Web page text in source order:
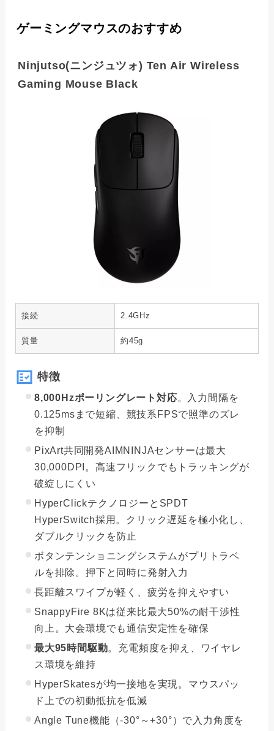
ゲーミングマウスのおすすめ
Ninjutso(ニンジュツォ) Ten Air Wireless
Gaming Mouse Black
接続 2.4GHz
質量 約45g
特徴
8,000Hzポーリングレート対応。入力間隔を
0.125msまで短縮、競技系FPSで照準のズレ
を抑制
PixArt共同開発AIMNINJAセンサーは最大
30,000DPI。高速フリックでもトラッキングが
破綻しにくい
HyperClickテクノロジーとSPDT
HyperSwitch採用。クリック遅延を極小化し、
ダブルクリックを防止
ボタンテンショニングシステムがプリトラベ
ルを排除。押下と同時に発射入力
長距離スワイプが軽く、疲労を抑えやすい
SnappyFire 8Kは従来比最大50%の耐干渉性
向上。大会環境でも通信安定性を確保
最大95時間駆動。充電頻度を抑え、ワイヤレ
ス環境を維持
HyperSkatesが均一接地を実現。マウスパッ
ド上での初動抵抗を低減
Angle Tune機能（-30°～+30°）で入力角度を